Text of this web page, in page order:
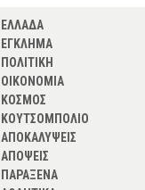
ΕΛΛΑΔΑ
ΕΓΚΛΗΜΑ
ΠΟΛΙΤΙΚΗ
ΟΙΚΟΝΟΜΙΑ
ΚΟΣΜΟΣ
ΚΟΥΤΣΟΜΠΟΛΙΟ
ΑΠΟΚΑΛΥΨΕΙΣ
ΑΠΟΨΕΙΣ
ΠΑΡΑΞΕΝΑ